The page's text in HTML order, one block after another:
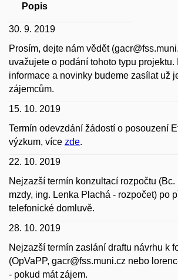
Popis
30. 9. 2019
Prosím, dejte nám vědět
uvažujete o podání tohoto typu projektu.
informace a novinky budeme zasílat už
zájemcům.
15. 10. 2019
Termín odevzdání žádostí o posouzení
výzkum, více zde.
22. 10. 2019
Nejzazší termín konzultací rozpočtu
mzdy, ing. Lenka Plachá - rozpočet) po
telefonické domluvě.
28. 10. 2019
Nejzazší termín zaslání draftu návrhu k
(OpVaPP, gacr@fss.muni.cz nebo
- pokud mát zájem.